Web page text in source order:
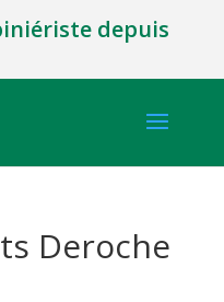
depuis
Deroche